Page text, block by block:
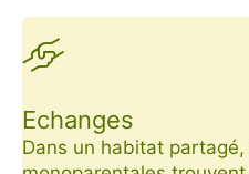
Echanges
Dans un habitat